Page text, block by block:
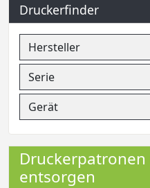
Druckerfinder
entsorgen